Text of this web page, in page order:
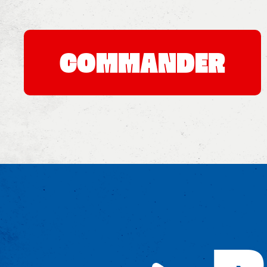
Mobile
Programme De Fidélité
Avis
Notre Restaurant
Zones de Livraison
COMMANDER